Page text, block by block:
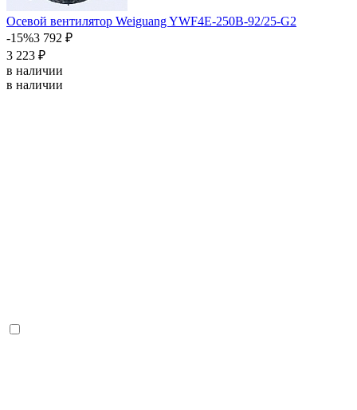
Осевой вентилятор Weiguang YWF4E-250B-92/25-G2
-15%3 792 ₽
3 223 ₽
в наличии
в наличии